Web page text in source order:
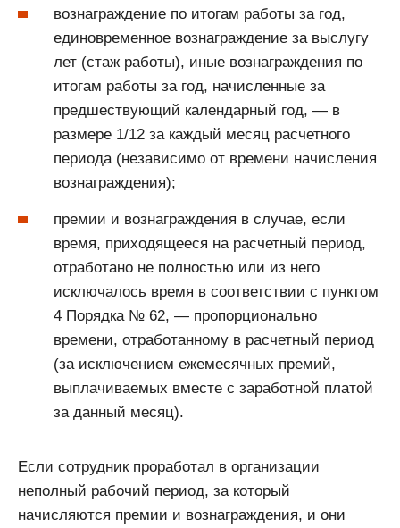
вознаграждение по итогам работы за год,
единовременное вознаграждение за выслугу
лет (стаж работы), иные вознаграждения по
итогам работы за год, начисленные за
предшествующий календарный год, — в
размере 1/12 за каждый месяц расчетного
периода (независимо от времени начисления
вознаграждения);
премии и вознаграждения в случае, если
время, приходящееся на расчетный период,
отработано не полностью или из него
исключалось время в соответствии с пунктом
4 Порядка № 62, — пропорционально
времени, отработанному в расчетный период
(за исключением ежемесячных премий,
выплачиваемых вместе с заработной платой
за данный месяц).
Если сотрудник проработал в организации
неполный рабочий период, за который
начисляются премии и вознаграждения, и они